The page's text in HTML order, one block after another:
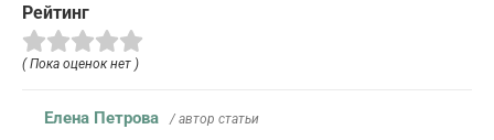
Рейтинг
( Пока оценок нет )
Елена Петрова / автор статьи